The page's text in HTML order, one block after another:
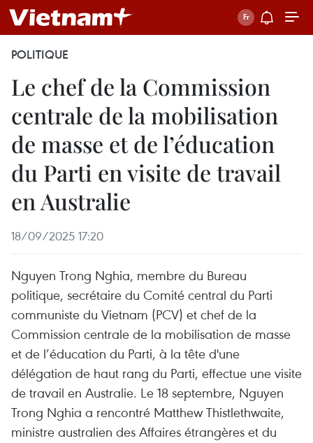
POLITIQUE
Le chef de la Commission
centrale de la mobilisation
de masse et de l’éducation
du Parti en visite de travail
en Australie
18/09/2025 17:20
Nguyen Trong Nghia, membre du Bureau
politique, secrétaire du Comité central du Parti
communiste du Vietnam (PCV) et chef de la
Commission centrale de la mobilisation de masse
et de l’éducation du Parti, à la tête d'une
délégation de haut rang du Parti, effectue une visite
de travail en Australie. Le 18 septembre, Nguyen
Trong Nghia a rencontré Matthew Thistlethwaite,
ministre australien des Affaires étrangères et du